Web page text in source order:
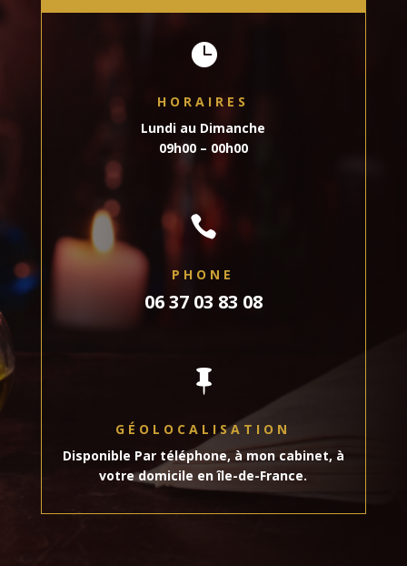

HORAIRES
Lundi au Dimanche
09h00 – 00h00

PHONE
06 37 03 83 08

GÉOLOCALISATION
Disponible Par téléphone, à mon cabinet, à
votre domicile en île-de-France.